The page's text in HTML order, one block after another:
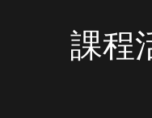
課程